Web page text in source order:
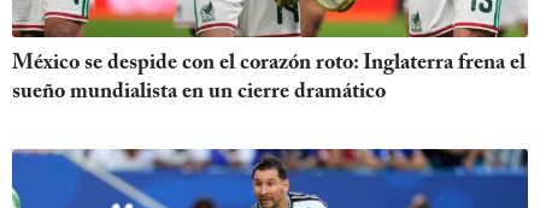
México se despide con el corazón roto: Inglaterra frena el
sueño mundialista en un cierre dramático